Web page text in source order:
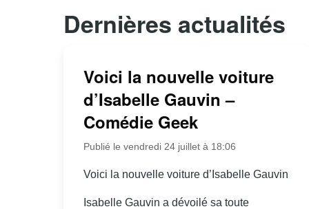
Dernières actualités
Voici la nouvelle voiture
d’Isabelle Gauvin –
Comédie Geek
Publié le vendredi 24 juillet à 18:06
Voici la nouvelle voiture d’Isabelle Gauvin
Isabelle Gauvin a dévoilé sa toute